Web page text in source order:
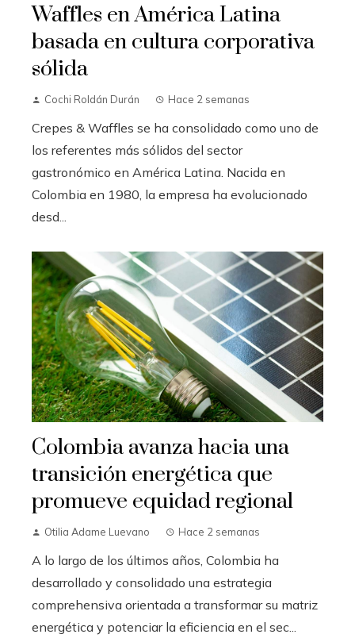
Waffles en América Latina
basada en cultura corporativa
sólida
Cochi Roldán Durán Hace 2 semanas
Crepes & Waffles se ha consolidado como uno de
los referentes más sólidos del sector
gastronómico en América Latina. Nacida en
Colombia en 1980, la empresa ha evolucionado
desd...
Colombia avanza hacia una
transición energética que
promueve equidad regional
Otilia Adame Luevano Hace 2 semanas
A lo largo de los últimos años, Colombia ha
desarrollado y consolidado una estrategia
comprehensiva orientada a transformar su matriz
energética y potenciar la eficiencia en el sec...